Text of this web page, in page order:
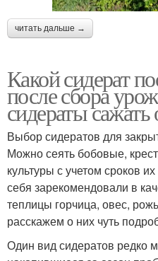
читать дальше →
Какой сидерат
после сбора
сидераты
Выбор сидератов для
Можно сеять бобовые,
культуры с учетом сроков
себя зарекомендовали в
теплицы горчица, овес,
расскажем о них чуть
Один вид сидератов редко